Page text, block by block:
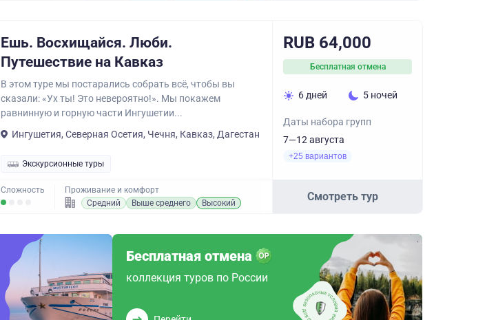
Ешь. Восхищайся. Люби.
Путешествие на Кавказ
В этом туре мы постарались собрать всё, чтобы вы
сказали: «Ух ты! Это невероятно!». Мы покажем
равнинную и горную части Ингушетии...
Ингушетия, Северная Осетия, Чечня, Кавказ, Дагестан
Экскурсионные туры
Сложность
Проживание и комфорт
Средний
Выше среднего Высокий
RUB 64,000
Бесплатная отмена
6 дней 5 ночей
Даты набора групп
7—12 августа
+25 вариантов
Смотреть тур
Бесплатная отмена
коллекция туров по России